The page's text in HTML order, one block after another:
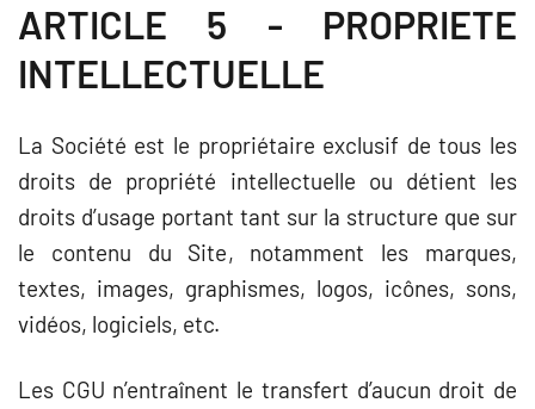
ARTICLE 5 - PROPRIETE
INTELLECTUELLE
La Société est le propriétaire exclusif de tous les
droits de propriété intellectuelle ou détient les
droits d’usage portant tant sur la structure que sur
le contenu du Site, notamment les marques,
textes, images, graphismes, logos, icônes, sons,
vidéos, logiciels, etc.
Les CGU n’entraînent le transfert d’aucun droit de